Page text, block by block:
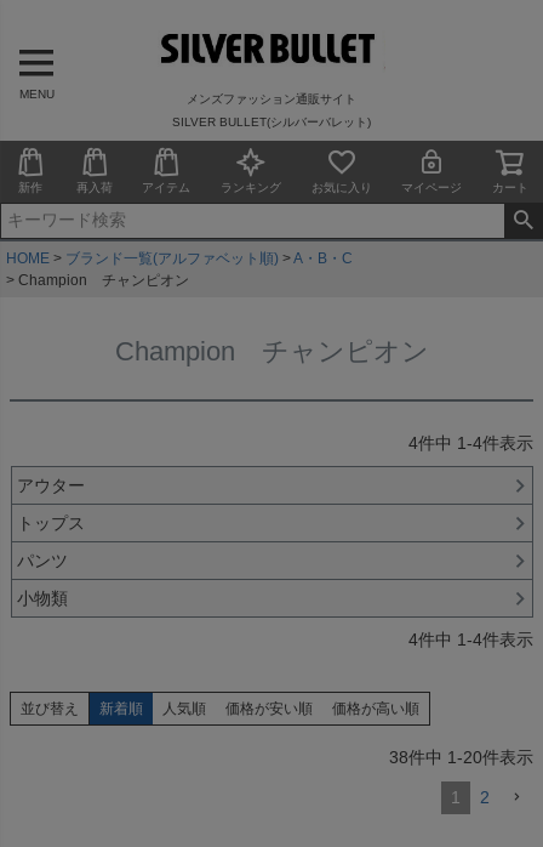
MENU
メンズファッション通販サイト
SILVER BULLET(シルバーバレット)
新作 再入荷 アイテム ランキング お気に入り マイページ カート
HOME ブランド一覧(アルファベット順)
A・B・C
Champion チャンピオン
Champion チャンピオン
4件中 1-4件表示
アウター
トップス
パンツ
小物類
4件中 1-4件表示
並び替え 新着順 人気順 価格が安い順 価格が高い順
38件中 1-20件表示
1 2